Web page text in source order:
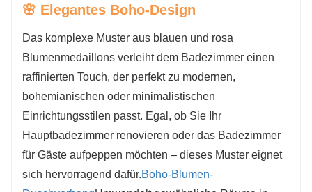
🌸 Elegantes Boho-Design
Das komplexe Muster aus blauen und rosa
Blumenmedaillons verleiht dem Badezimmer einen
raffinierten Touch, der perfekt zu modernen,
bohemianischen oder minimalistischen
Einrichtungsstilen passt. Egal, ob Sie Ihr
Hauptbadezimmer renovieren oder das Badezimmer
für Gäste aufpeppen möchten – dieses Muster eignet
sich hervorragend dafür.Boho-Blumen-